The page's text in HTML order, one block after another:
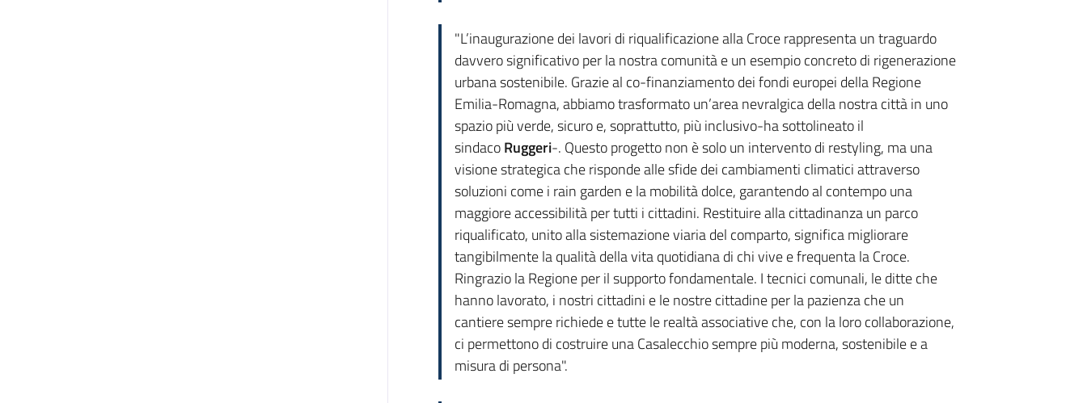
"L’inaugurazione dei lavori di riqualificazione alla Croce rappresenta un traguardo
davvero significativo per la nostra comunità e un esempio concreto di rigenerazione
urbana sostenibile. Grazie al co-finanziamento dei fondi europei della Regione
Emilia-Romagna, abbiamo trasformato un’area nevralgica della nostra città in uno
spazio più verde, sicuro e, soprattutto, più inclusivo-ha sottolineato il
sindacoRuggeri-. Questo progetto non è solo un intervento di restyling, ma una
visione strategica che risponde alle sfide dei cambiamenti climatici attraverso
soluzioni come i rain garden e la mobilità dolce, garantendo al contempo una
maggiore accessibilità per tutti i cittadini. Restituire alla cittadinanza un parco
riqualificato, unito alla sistemazione viaria del comparto, significa migliorare
tangibilmente la qualità della vita quotidiana di chi vive e frequenta la Croce.
Ringrazio la Regione per il supporto fondamentale. I tecnici comunali, le ditte che
hanno lavorato, i nostri cittadini e le nostre cittadine per la pazienza che un
cantiere sempre richiede e tutte le realtà associative che, con la loro collaborazione,
ci permettono di costruire una Casalecchio sempre più moderna, sostenibile e a
misura di persona".